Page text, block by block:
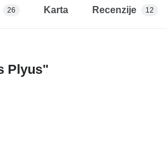
26 Karta Recenzije 12
Plyus"